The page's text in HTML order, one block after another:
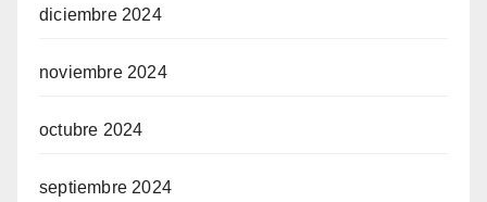
diciembre 2024
noviembre 2024
octubre 2024
septiembre 2024